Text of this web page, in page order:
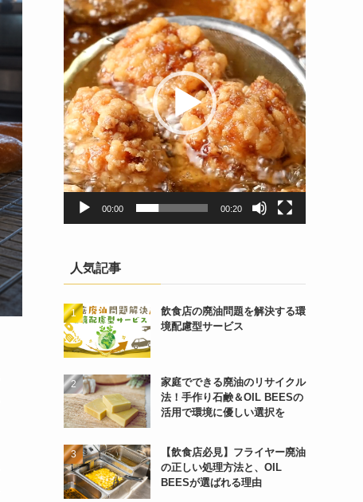
画
プ
レ
ー
ヤ
ー
00:00 00:20
人気記事
飲食店の廃油問題を解決する環
境配慮型サービス
家庭でできる廃油のリサイクル
法！手作り石鹸＆OIL BEESの
活用で環境に優しい選択を
【飲食店必見】フライヤー廃油
の正しい処理方法と、OIL
BEESが選ばれる理由